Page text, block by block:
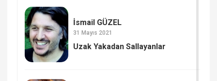
İsmail GÜZEL
31 Mayıs 2021
Uzak Yakadan Sallayanlar